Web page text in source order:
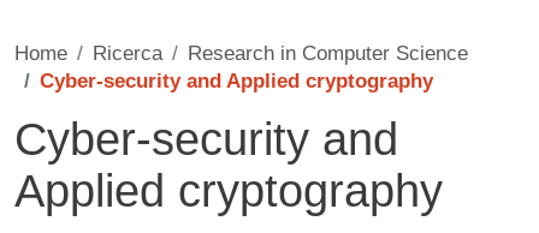
Home Ricerca
Research in Computer Science
Cyber-security and Applied cryptography
Cyber-security and
Applied cryptography